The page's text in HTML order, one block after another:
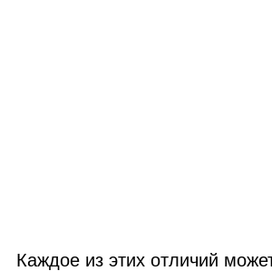
Каждое из этих отличий